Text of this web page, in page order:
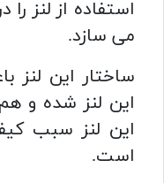
استفاده از لنز
می سازد.
ساختار این لنز
این لنز شده و
این لنز سبب
است.